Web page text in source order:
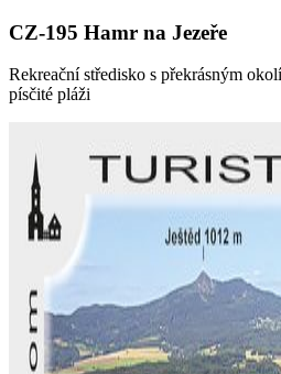
CZ-195 Hamr na Jezeře
Rekreační středisko s překrásným
písčité pláži